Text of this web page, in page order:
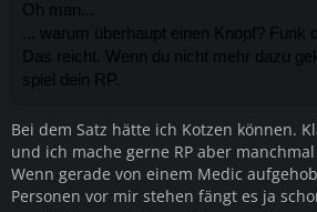
Oh man...
... warum überhaupt einen Knopf? Funk
Das reicht. Wenn du nicht mehr dazu
spiel dein RP.
Bei dem Satz hätte ich Kotzen können.
und ich mache gerne RP aber
Wenn gerade von einem Medic
Personen vor mir stehen fängt es ja